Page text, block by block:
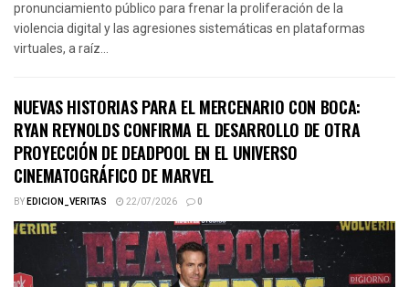
pronunciamiento público para frenar la proliferación de la
violencia digital y las agresiones sistemáticas en plataformas
virtuales, a raíz...
NUEVAS HISTORIAS PARA EL MERCENARIO CON BOCA:
RYAN REYNOLDS CONFIRMA EL DESARROLLO DE OTRA
PROYECCIÓN DE DEADPOOL EN EL UNIVERSO
CINEMATOGRÁFICO DE MARVEL
BYEDICION_VERITAS 22/07/2026 0